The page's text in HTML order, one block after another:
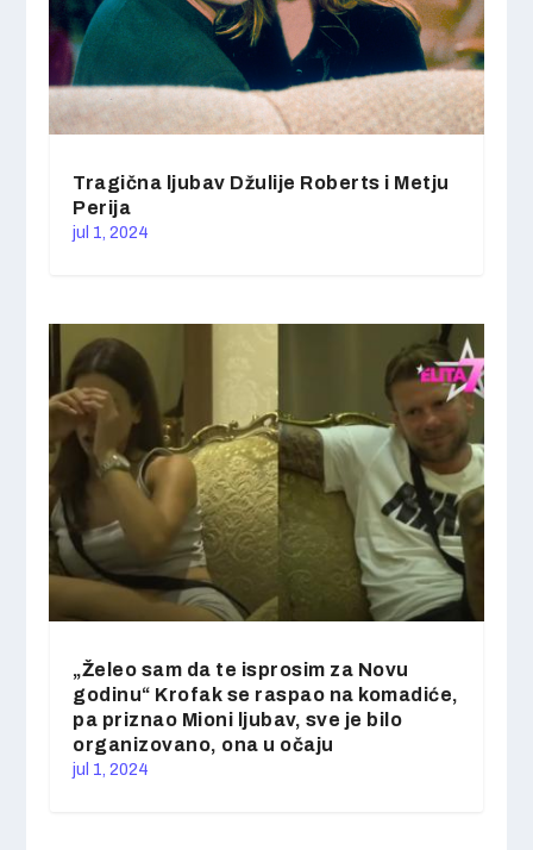
Tragična ljubav Džulije Roberts i Metju
Perija
jul 1, 2024
„Želeo sam da te isprosim za Novu
godinu“ Krofak se raspao na komadiće,
pa priznao Mioni ljubav, sve je bilo
organizovano, ona u očaju
jul 1, 2024